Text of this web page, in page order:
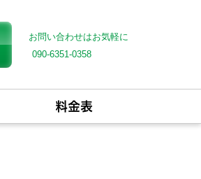
お問い合わせはお気軽に
090-6351-0358
料金表